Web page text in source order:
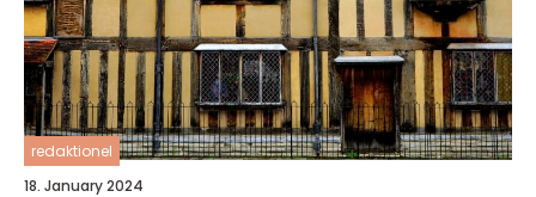
redaktionel
18. January 2024